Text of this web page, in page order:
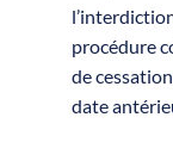
procédure
de
date